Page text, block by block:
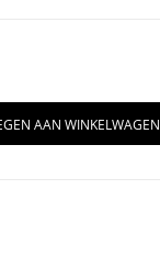
AAN WINKELWAGEN